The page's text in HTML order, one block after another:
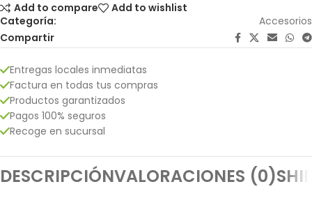
Add to compare
Add to wishlist
Categoría:
Accesorios
Compartir
Entregas locales inmediatas
Factura en todas tus compras
Productos garantizados
Pagos 100% seguros
Recoge en sucursal
DESCRIPCIÓNVALORACIONES (0)